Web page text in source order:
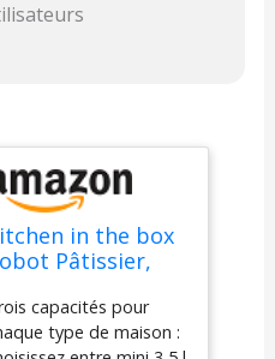
in the box
Pâtissier,
de Cuisine,
Vitesses
capacités pour
type de maison :